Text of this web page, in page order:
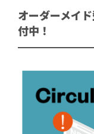
オーダーメイ
付中！